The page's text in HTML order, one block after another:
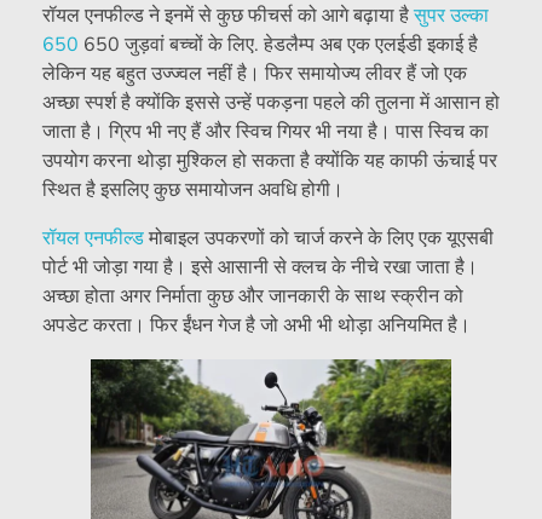
रॉयल एनफील्ड ने इनमें से कुछ फीचर्स को आगे बढ़ाया हैसुपर उल्का
650 650 जुड़वां बच्चों के लिए. हेडलैम्प अब एक एलईडी इकाई है
लेकिन यह बहुत उज्ज्वल नहीं है। फिर समायोज्य लीवर हैं जो एक
अच्छा स्पर्श है क्योंकि इससे उन्हें पकड़ना पहले की तुलना में आसान हो
जाता है। ग्रिप भी नए हैं और स्विच गियर भी नया है। पास स्विच का
उपयोग करना थोड़ा मुश्किल हो सकता है क्योंकि यह काफी ऊंचाई पर
स्थित है इसलिए कुछ समायोजन अवधि होगी।
रॉयल एनफील्डमोबाइल उपकरणों को चार्ज करने के लिए एक यूएसबी
पोर्ट भी जोड़ा गया है। इसे आसानी से क्लच के नीचे रखा जाता है।
अच्छा होता अगर निर्माता कुछ और जानकारी के साथ स्क्रीन को
अपडेट करता। फिर ईंधन गेज है जो अभी भी थोड़ा अनियमित है।